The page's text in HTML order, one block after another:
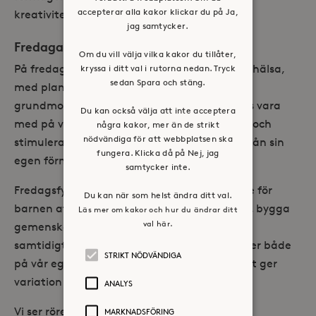
kreativitet och lärande går hand i hand.
Fredagar: lekfull rörelse och hälsa
På fredagar har vi extra fokus på rörelse och hälsa,
med planerad undervisning utifrån de
grundmotoriska rörelserna. Alla barn erbjuds vara
med på vår
fredagsfys, där de på ett lekfullt och
stimulerande sätt får utmana sin kropp utifrån sin
egen förmåga.
Fredagsfysen är också ett uppskattat tillfälle för
barnen att mötas över avdelningsgränserna, bygga
gemenskap och utveckla sociala färdigheter
samtidigt som de rör på sig. Aktiviteterna sker både
på vår egen gård och ute i närområdet, vilket ger
variation och inspiration till rörelseglädje.
Vi ser rörelse som en självklar del av barnens
accepterar alla kakor klickar du på Ja,
jag samtycker.
Om du vill välja vilka kakor du tillåter,
kryssa i ditt val i rutorna nedan. Tryck
sedan Spara och stäng.
Du kan också välja att inte acceptera
några kakor, mer än de strikt
nödvändiga för att webbplatsen ska
fungera. Klicka då på Nej, jag
samtycker inte.
Du kan när som helst ändra ditt val.
Läs mer om kakor och hur du ändrar ditt
val här.
STRIKT NÖDVÄNDIGA
ANALYS
MARKNADSFÖRING